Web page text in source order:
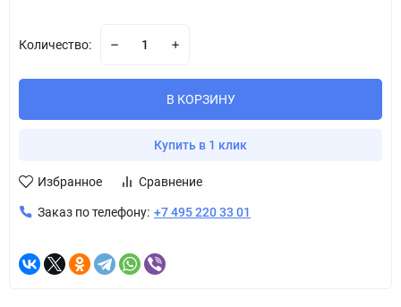
Количество:
В КОРЗИНУ
Купить в 1 клик
Избранное Сравнение
Заказ по телефону: +7 495 220 33 01